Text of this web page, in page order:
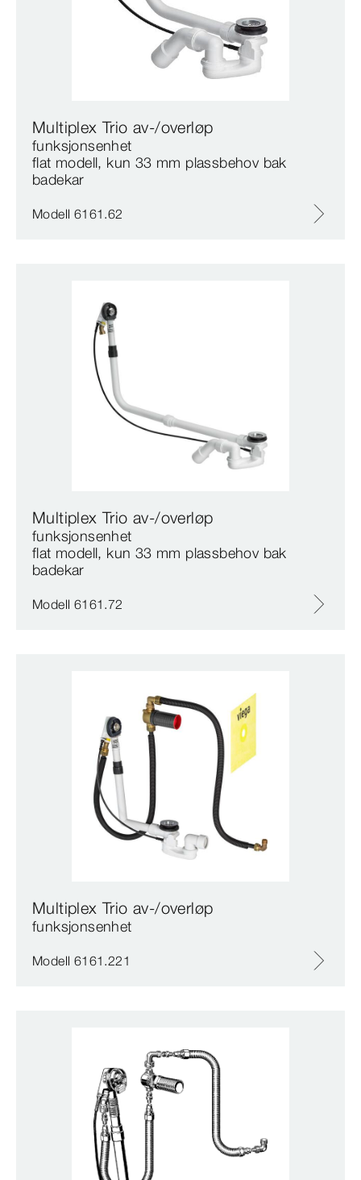
Multiplex Trio av-/overløp
funksjonsenhet
flat modell, kun 33 mm plassbehov bak
badekar
Modell 6161.62
Multiplex Trio av-/overløp
funksjonsenhet
flat modell, kun 33 mm plassbehov bak
badekar
Modell 6161.72
Multiplex Trio av-/overløp
funksjonsenhet
Modell 6161.221